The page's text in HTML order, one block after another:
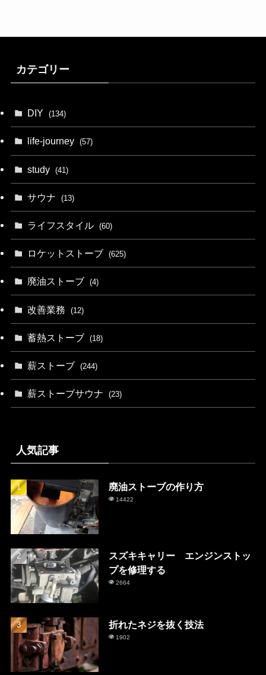
カテゴリー
DIY (134)
life-journey (57)
study (41)
サウナ (13)
ライフスタイル (60)
ロケットストーブ (625)
廃油ストーブ (4)
改善業務 (12)
蓄熱ストーブ (18)
薪ストーブ (244)
薪ストーブサウナ (23)
人気記事
廃油ストーブの作り方
14422
スズキキャリー エンジンストッ
プを修理する
2664
折れたネジを抜く技法
1902